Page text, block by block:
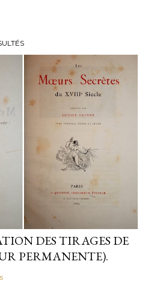
DES TIRAGES DE
PERMANENTE).